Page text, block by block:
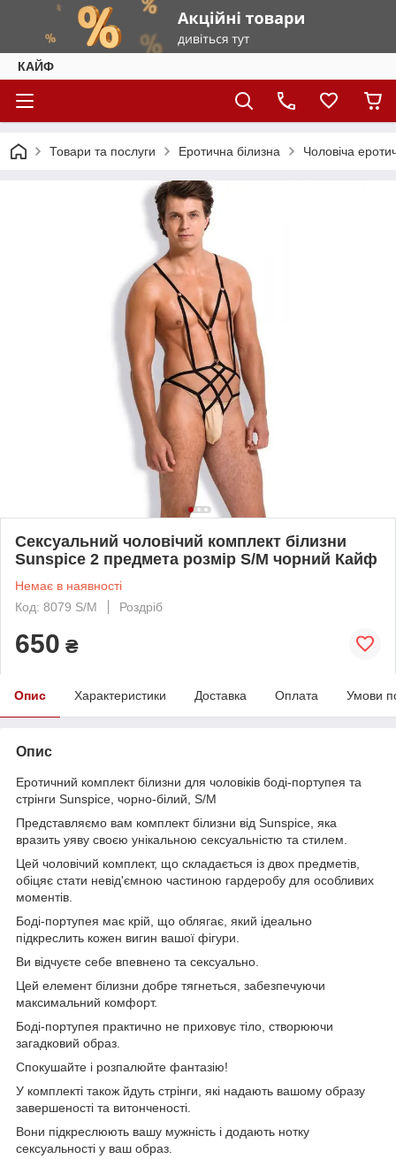
КАЙФ
Товари та послуги Еротична білизна Чоловіча
Сексуальний чоловічий комплект білизни
Sunspice 2 предмета розмір S/M чорний Кайф
Немає в наявності
Код: 8079 S/M
Роздріб
650 ₴
Опис Характеристики Доставка Оплата Умови
Опис
Еротичний комплект білизни для чоловіків боді-портупея та
стрінги Sunspice, чорно-білий, S/M
Представляємо вам комплект білизни від Sunspice, яка
вразить уяву своєю унікальною сексуальністю та стилем.
Цей чоловічий комплект, що складається із двох предметів,
обіцяє стати невід'ємною частиною гардеробу для особливих
моментів.
Боді-портупея має крій, що облягає, який ідеально
підкреслить кожен вигин вашої фігури.
Ви відчуєте себе впевнено та сексуально.
Цей елемент білизни добре тягнеться, забезпечуючи
максимальний комфорт.
Боді-портупея практично не приховує тіло, створюючи
загадковий образ.
Спокушайте і розпалюйте фантазію!
У комплекті також йдуть стрінги, які надають вашому образу
завершеності та витонченості.
Вони підкреслюють вашу мужність і додають нотку
сексуальності у ваш образ.